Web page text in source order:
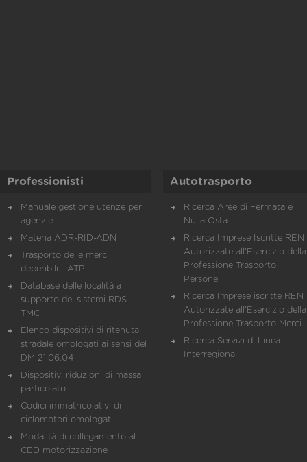
Professionisti
Manuale gestione utenze per
agenzie
Materia ADR-RID-ADN
Trasporto delle merci
deperibili - ATP
Database delle località a
supporto dei sistemi RDS
TMC
Elenco dispositivi di ritenuta
stradale omologati ai sensi del
DM 21.06.04
Dispositivi riduzioni di massa
particolato
Codici immatricolativi di
ciclomotori omologati
Modalità di collegamento al
CED motorizzazione
Autotrasporto
Ricerca Aree di Fermata e
Nulla Osta
Ricerca Imprese Iscritte REN
Autorizzate all'Esercizio della
Professione Trasporto
Persone
Ricerca Imprese iscritte REN
Autorizzate all'Esercizio della
Professione Trasporto Merci
Ricerca Servizi di Linea
Interregionali